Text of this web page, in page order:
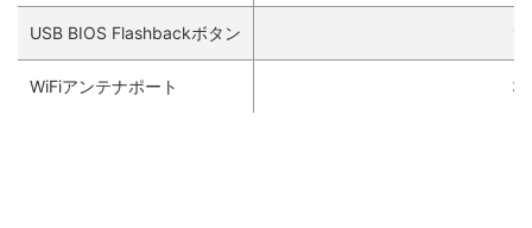
USB BIOS Flashbackボタン
WiFiアンテナポート 3